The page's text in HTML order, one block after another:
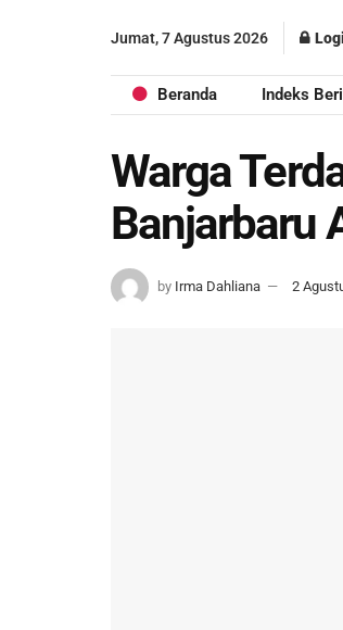
Jumat, 7 Agustus 2026
Beranda Indeks
Warga
Banjarbaru
by Irma Dahliana 2